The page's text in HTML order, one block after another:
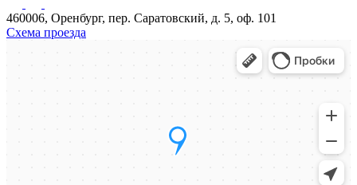
460006, Оренбург, пер. Саратовский, д. 5, оф. 101
Схема проезда